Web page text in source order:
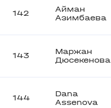
142
Айман
Азимбаева
143
Маржан
Дюсекенова
144
Dana
Assenova